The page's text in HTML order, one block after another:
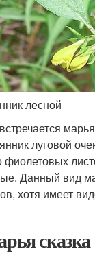
лесной
луговой
Данный вид
хотя имеет
сказка